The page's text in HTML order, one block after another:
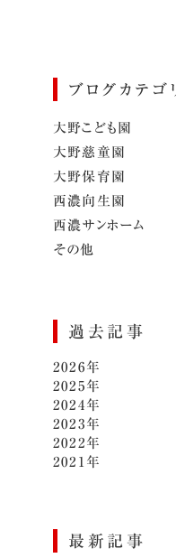
ブログカテゴ
大野こども園
大野慈童園
大野保育園
西濃向生園
西濃サンホーム
その他
過去記事
2026年
2025年
2024年
2023年
2022年
2021年
最新記事